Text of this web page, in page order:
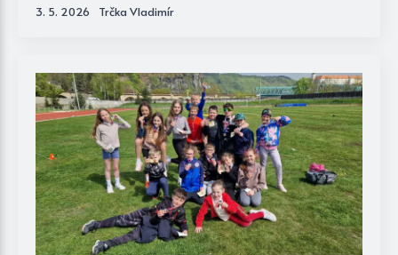
3. 5. 2026 Trčka Vladimír